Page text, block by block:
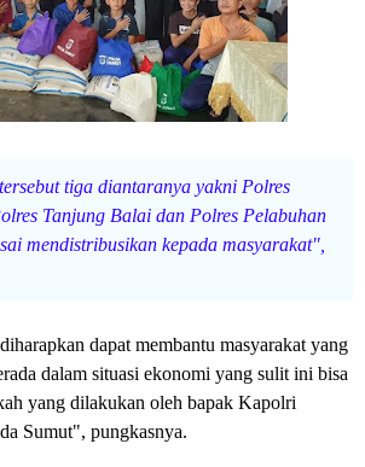
tiga diantaranya yakni Polres
Tanjung Balai dan Polres Pelabuhan
mendistribusikan kepada masyarakat",
dapat membantu masyarakat yang
dalam situasi ekonomi yang sulit ini bisa
yang dilakukan oleh bapak Kapolri
Sumut", pungkasnya.